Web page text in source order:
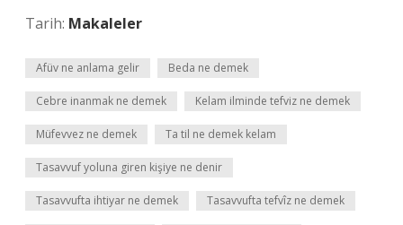
Tarih: Makaleler
Afüv ne anlama gelir Beda ne demek
Cebre inanmak ne demek Kelam ilminde tefviz ne demek
Müfevvez ne demek Ta til ne demek kelam
Tasavvuf yoluna giren kişiye ne denir
Tasavvufta ihtiyar ne demek Tasavvufta tefvîz ne demek